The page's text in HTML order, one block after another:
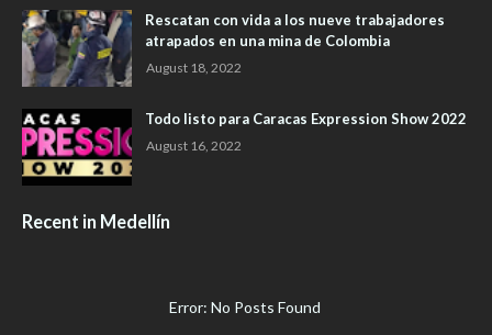
Rescatan con vida a los nueve trabajadores
atrapados en una mina de Colombia
August 18, 2022
Todo listo para Caracas Expression Show 2022
August 16, 2022
Recent in Medellín
Error: No Posts Found